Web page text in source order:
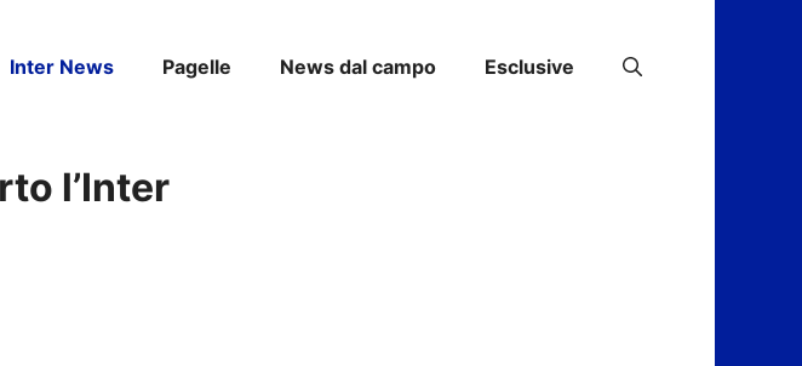
Inter News Pagelle News dal campo Esclusive
l’Inter